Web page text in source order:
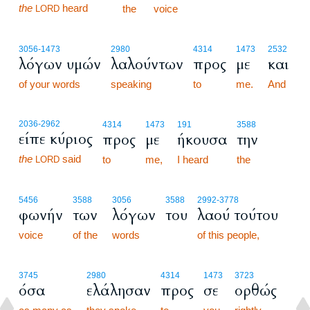
the LORD heard the voice
3056-1473
λόγων υμών
of your words
2980
λαλούντων
speaking
4314
προς
to
1473
με
me.
2532
και
And
2036-2962
είπε κύριος
the LORD said
4314
προς
to
1473
με
me,
191
ήκουσα
I heard
3588
την
the
5456
φωνήν
voice
3588
των
of the
3056
λόγων
words
3588
του
2992-3778
λαού τούτου
of this people,
3745
όσα
2980
ελάλησαν
4314
προς
1473
σε
3723
ορθώς